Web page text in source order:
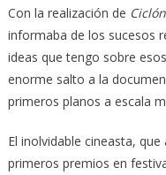
Con la realización de Ciclón
informaba de los sucesos
ideas que tengo sobre
enorme salto a la
primeros planos a escala
El inolvidable cineasta,
primeros premios en